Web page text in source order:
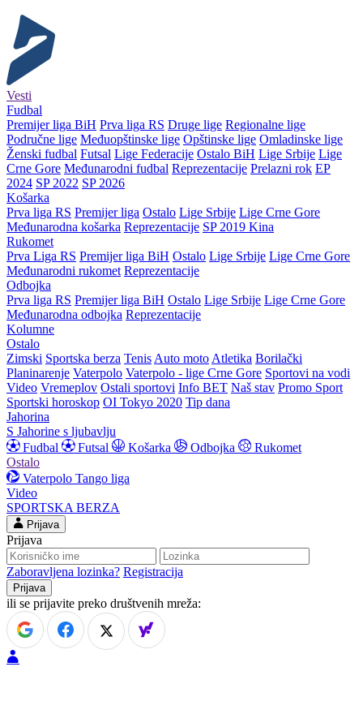
Vesti
Fudbal
Premijer liga BiH Prva liga RS Druge lige Regionalne lige
Područne lige Međuopštinske lige Opštinske lige Omladinske lige
Ženski fudbal Futsal Lige Federacije Ostalo BiH Lige Srbije Lige
Crne Gore Međunarodni fudbal Reprezentacije Prelazni rok EP
2024 SP 2022 SP 2026
Košarka
Prva liga RS Premijer liga Ostalo Lige Srbije Lige Crne Gore
Međunarodna košarka Reprezentacije SP 2019 Kina
Rukomet
Prva Liga RS Premijer liga BiH Ostalo Lige Srbije Lige Crne Gore
Međunarodni rukomet Reprezentacije
Odbojka
Prva liga RS Premijer liga BiH Ostalo Lige Srbije Lige Crne Gore
Međunarodna odbojka Reprezentacije
Kolumne
Ostalo
Zimski Sportska berza Tenis Auto moto Atletika Borilački
Planinarenje Vaterpolo Vaterpolo - lige Crne Gore Sportovi na vodi
Video Vremeplov Ostali sportovi Info BET Naš stav Promo Sport
Sportski horoskop OI Tokyo 2020 Tip dana
Jahorina
S Jahorine s ljubavlju
Fudbal
Futsal Košarka Odbojka
Rukomet
Ostalo
Vaterpolo Tango liga
Video
SPORTSKA BERZA
Prijava
Prijava
Zaboravljena lozinka? Registracija
ili se prijavite preko društvenih mreža: